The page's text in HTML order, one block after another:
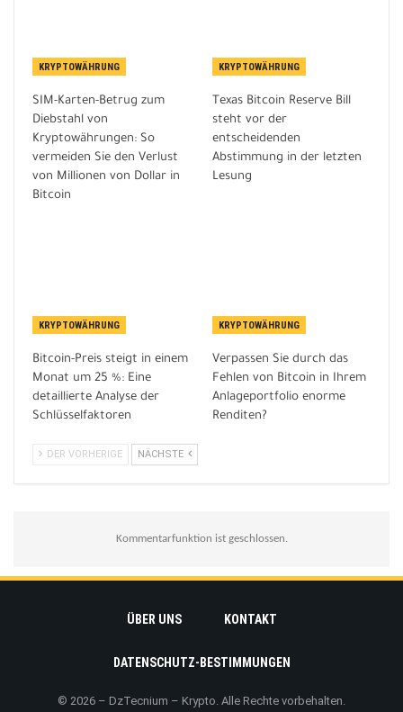
KRYPTOWÄHRUNG
SIM-Karten-Betrug zum
Diebstahl von
Kryptowährungen: So
vermeiden Sie den Verlust
von Millionen von Dollar in
Bitcoin
KRYPTOWÄHRUNG
Texas Bitcoin Reserve Bill
steht vor der
entscheidenden
Abstimmung in der letzten
Lesung
KRYPTOWÄHRUNG
Bitcoin-Preis steigt in einem
Monat um 25 %: Eine
detaillierte Analyse der
Schlüsselfaktoren
KRYPTOWÄHRUNG
Verpassen Sie durch das
Fehlen von Bitcoin in Ihrem
Anlageportfolio enorme
Renditen?
DER VORHERIGE NÄCHSTE
Kommentarfunktion ist geschlossen.
ÜBER UNS KONTAKT
DATENSCHUTZ-BESTIMMUNGEN
© 2026 – DzTecnium – Krypto. Alle Rechte vorbehalten.